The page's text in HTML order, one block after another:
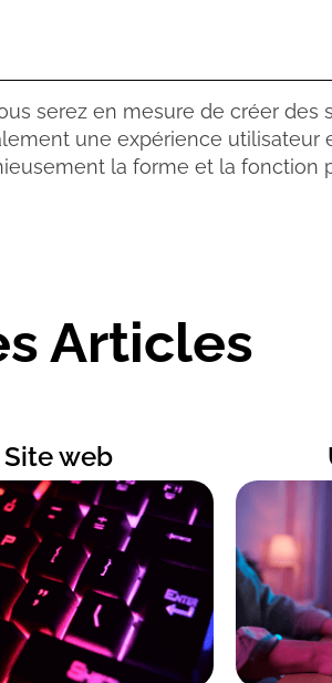
serez en mesure de créer
une expérience utilisateur
la forme et la fonction
Articles
Site web